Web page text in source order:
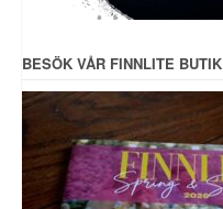
BESÖK VÅR FINNLITE BUTIK